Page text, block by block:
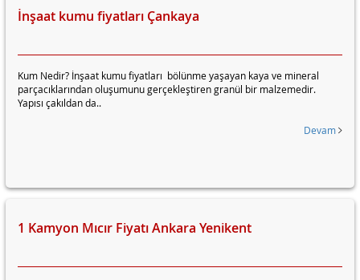
İnşaat kumu fiyatları Çankaya
Kum Nedir? İnşaat kumu fiyatları bölünme yaşayan kaya ve mineral
parçacıklarından oluşumunu gerçekleştiren granül bir malzemedir.
Yapısı çakıldan da..
Devam
1 Kamyon Mıcır Fiyatı Ankara Yenikent